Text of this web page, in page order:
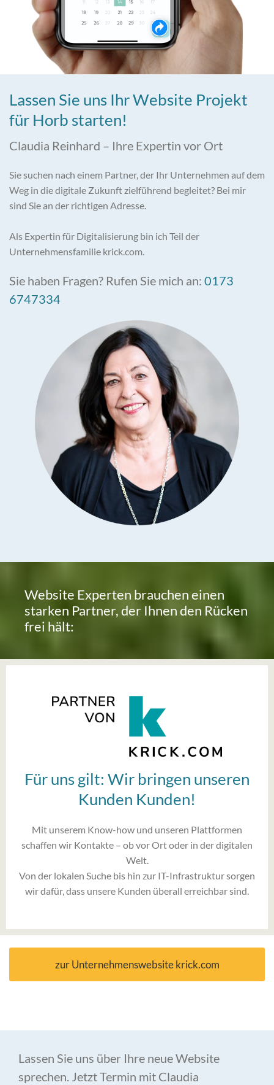
Lassen Sie uns Ihr Website Projekt
für Horb starten!
Claudia Reinhard – Ihre Expertin vor Ort
Sie suchen nach einem Partner, der Ihr Unternehmen auf dem
Weg in die digitale Zukunft zielführend begleitet? Bei mir
sind Sie an der richtigen Adresse.
Als Expertin für Digitalisierung bin ich Teil der
Unternehmensfamilie krick.com.
Sie haben Fragen? Rufen Sie mich an: 0173
6747334
Website Experten brauchen einen
starken Partner, der Ihnen den Rücken
frei hält:
Für uns gilt: Wir bringen unseren
Kunden Kunden!
Mit unserem Know-how und unseren Plattformen
schaffen wir Kontakte – ob vor Ort oder in der digitalen
Welt.
Von der lokalen Suche bis hin zur IT-Infrastruktur sorgen
wir dafür, dass unsere Kunden überall erreichbar sind.
zur Unternehmenswebsite krick.com
Lassen Sie uns über Ihre neue Website
sprechen. Jetzt Termin mit Claudia